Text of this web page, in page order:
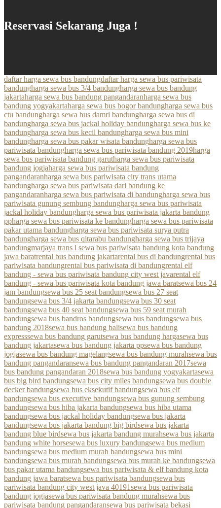
Reservasi Sekarang Juga !
daftar harga sewa bus bandungdaftar harga sewa bus pariwisata
bandungharga sewa bus 3/4 bandungharga sewa bus bandung
jakartaharga sewa bus bandung pangandaranharga sewa bus
bandung yogyakartaharga sewa bus bogor bandungharga sewa bus
ctu bandungharga sewa bus damri bandungharga sewa bus di
bandungharga sewa bus jackal holiday bandungharga sewa bus ke
bandungharga sewa bus kecil bandungharga sewa bus mini
bandungharga sewa bus pakar wisata bandungharga sewa bus
pariwisata bandungharga sewa bus pariwisata bandung 2019harga
sewa bus pariwisata bandung garutharga sewa bus pariwisata
bandung jogjaharga sewa bus pariwisata bandung
pangandaranharga sewa bus pariwisata city trans utama
bandungharga sewa bus pariwisata dari bandung ke
pangandaranharga sewa bus pariwisata di bandungharga sewa bus
pariwisata gunung sembung bandungharga sewa bus pariwisata
jackal holiday bandungharga sewa bus pariwisata jakarta bandung
ppharga sewa bus pariwisata ke bandungharga sewa bus pariwisata
pakar utama bandungharga sewa bus pariwisata surya putra
bandungharga sewa bus qitarabu bandungharga sewa bus trijaya
bandungmarjaya trans l sewa bus pariwisata bandung kota bandung
jawa baratrental bus bandung jakartarental bus di bandungrental bus
pariwisata bandungrental bus pariwisata di bandungrental elf
bandung - sewa bus pariwisata bandung city west javarental elf
bandung - sewa bus pariwisata kota bandung jawa baratsewa bus 24
jam bandungsewa bus 25 seat bandungsewa bus 27 seat
bandungsewa bus 3/4 jakarta bandungsewa bus 30 seat
bandungsewa bus 40 seat bandungsewa bus 59 seat murah
bandungsewa bus bandros bandungsewa bus bandungsewa bus
bandung 2018sewa bus bandung balisewa bus bandung
expresssewa bus bandung garutsewa bus bandung hargasewa bus
bandung jakartasewa bus bandung jakarta ppsewa bus bandung
jogjasewa bus bandung magelangsewa bus bandung murahsewa bus
bandung pangandaransewa bus bandung pangandaran 2017sewa
bus bandung pangandaran 2018sewa bus bandung yogyakartasewa
bus big bird bandungsewa bus city miles bandungsewa bus double
decker bandungsewa bus eksekutif bandungsewa bus elf
bandungsewa bus executive bandungsewa bus gunung sembung
bandungsewa bus hiba jakarta bandungsewa bus hiba utama
bandungsewa bus jackal holiday bandungsewa bus jakarta
bandungsewa bus jakarta bandung big birdsewa bus jakarta
bandung blue birdsewa bus jakarta bandung murahsewa bus jakarta
bandung white horsesewa bus luxury bandungsewa bus medium
bandungsewa bus medium murah bandungsewa bus mini
bandungsewa bus murah bandungsewa bus murah ke bandungsewa
bus pakar utama bandungsewa bus pariwisata & elf bandung kota
bandung jawa baratsewa bus pariwisata bandungsewa bus
pariwisata bandung city west java 40191sewa bus pariwisata
bandung jogjasewa bus pariwisata bandung murahsewa bus
pariwisata bandung pangandaransewa bus pariwisata bekasi